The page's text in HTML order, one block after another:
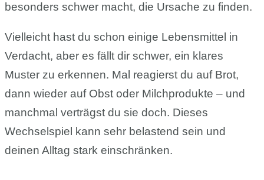
besonders schwer macht, die Ursache zu finden.
Vielleicht hast du schon einige Lebensmittel in
Verdacht, aber es fällt dir schwer, ein klares
Muster zu erkennen. Mal reagierst du auf Brot,
dann wieder auf Obst oder Milchprodukte – und
manchmal verträgst du sie doch. Dieses
Wechselspiel kann sehr belastend sein und
deinen Alltag stark einschränken.